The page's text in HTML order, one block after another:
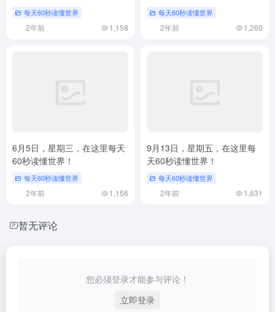
每天60秒读懂世界
2年前 1,158
每天60秒读懂世界
2年前 1,260
6月5日，星期三，在这里每天
60秒读懂世界！
每天60秒读懂世界
2年前 1,156
9月13日，星期五，在这里每
天60秒读懂世界！
每天60秒读懂世界
2年前 1,631
暂无评论
您必须登录才能参与评论！
立即登录